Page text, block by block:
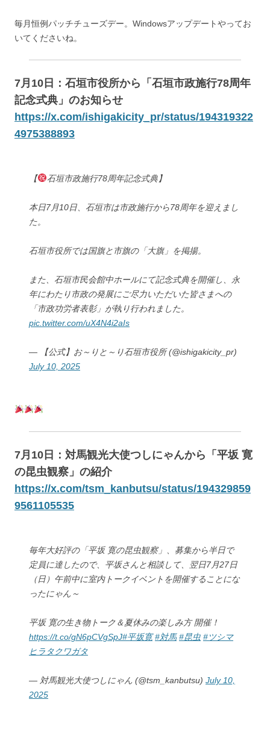
毎月恒例パッチチューズデー。Windowsアップデートやってお
いてくださいね。
7月10日：石垣市役所から「石垣市政施行78周年
記念式典」のお知らせ
https://x.com/ishigakicity_pr/status/194319322
4975388893
【 石垣市政施行78周年記念式典】
本日7月10日、石垣市は市政施行から78周年を迎えまし
た。
石垣市役所では国旗と市旗の「大旗」を掲揚。
また、石垣市民会館中ホールにて記念式典を開催し、永
年にわたり市政の発展にご尽力いただいた皆さまへの
「市政功労者表彰」が執り行われました。
pic.twitter.com/uX4N4i2aIs
— 【公式】お～りと～り石垣市役所 (@ishigakicity_pr)
July 10, 2025
7月10日：対馬観光大使つしにゃんから「平坂 寛
の昆虫観察」の紹介
https://x.com/tsm_kanbutsu/status/194329859
9561105535
毎年大好評の「平坂 寛の昆虫観察」、募集から半日で
定員に達したので、平坂さんと相談して、翌日7月27日
（日）午前中に室内トークイベントを開催することにな
ったにゃん～
平坂 寛の生き物トーク＆夏休みの楽しみ方 開催！
https://t.co/gN6pCVgSpJ#平坂寛 #対馬 #昆虫 #ツシマ
ヒラタクワガタ
— 対馬観光大使つしにゃん (@tsm_kanbutsu) July 10,
2025